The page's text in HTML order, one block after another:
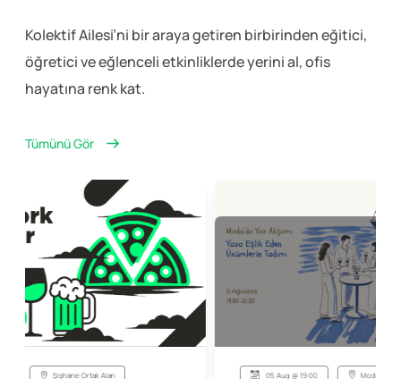
Kolektif Ailesi’ni bir araya getiren birbirinden eğitici,
öğretici ve eğlencelietkinliklerde yerini al, ofis
hayatına renk kat.
Tümünü Gör
GEÇMİŞ ETKİNLİK
05 Aug @ 19:00 Moda Üst Arka Teras